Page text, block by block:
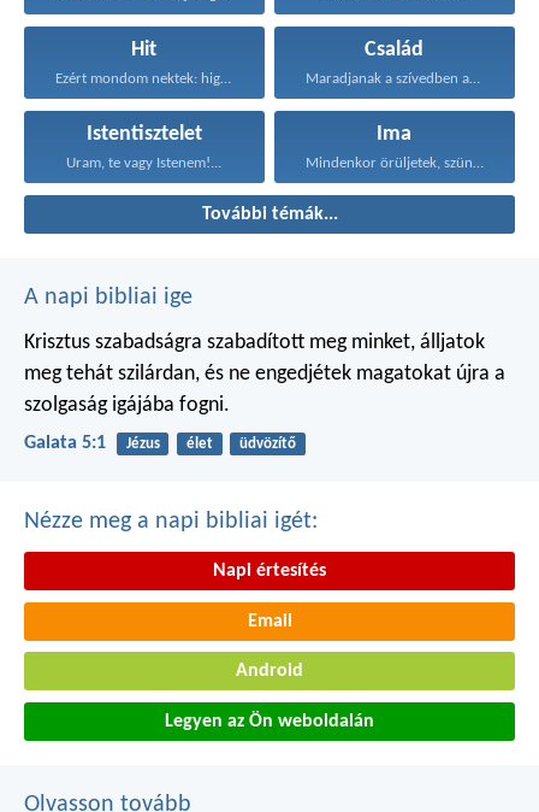
Hit
Ezért mondom nektek: higgyétek...
Család
Maradjanak a szívedben azok...
Istentisztelet
Uram, te vagy Istenem!...
Ima
Mindenkor örüljetek, szüntelenül imádkozzatok...
További témák...
A napi bibliai ige
Krisztus szabadságra szabadított meg minket, álljatok
meg tehát szilárdan, és ne engedjétek magatokat újra a
szolgaság igájába fogni.
Galata 5:1 Jézus élet üdvözítő
Nézze meg a napi bibliai igét:
Napi értesítés
Email
Android
Legyen az Ön weboldalán
Olvasson tovább